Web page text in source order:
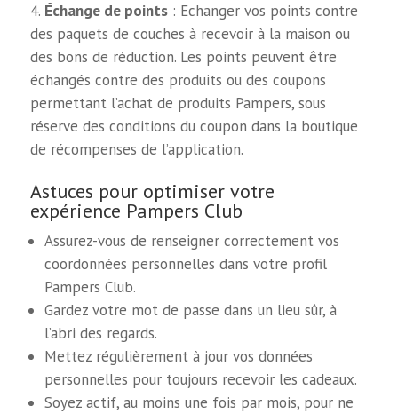
Échange de points: Echanger vos points contre
des paquets de couches à recevoir à la maison ou
des bons de réduction. Les points peuvent être
échangés contre des produits ou des coupons
permettant l’achat de produits Pampers, sous
réserve des conditions du coupon dans la boutique
de récompenses de l’application.
Astuces pour optimiser votre
expérience Pampers Club
Assurez-vous de renseigner correctement vos
coordonnées personnelles dans votre profil
Pampers Club.
Gardez votre mot de passe dans un lieu sûr, à
l’abri des regards.
Mettez régulièrement à jour vos données
personnelles pour toujours recevoir les cadeaux.
Soyez actif, au moins une fois par mois, pour ne